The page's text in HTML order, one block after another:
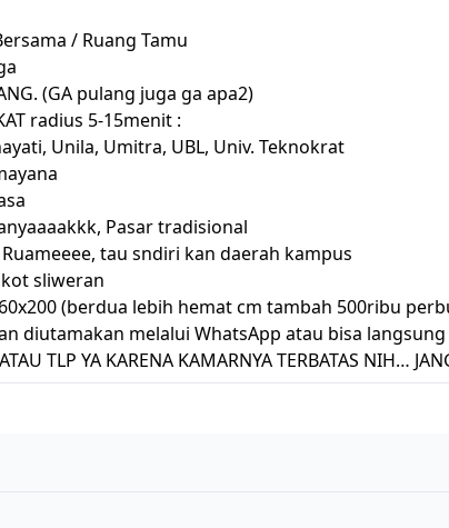
/ Ruang Tamu
(GA pulang juga ga apa2)
radius 5-15menit :
Unila, Umitra, UBL, Univ. Teknokrat
Pasar tradisional
tau sndiri kan daerah kampus
sliweran
(berdua lebih hemat cm tambah 500ribu
diutamakan melalui WhatsApp atau bisa
TLP YA KARENA KAMARNYA TERBATAS NIH…